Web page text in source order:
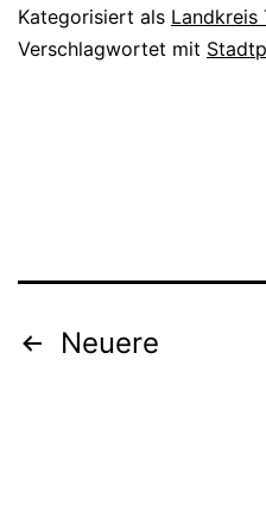
Kategorisiert als Landkreis
Verschlagwortet mit
Neuere